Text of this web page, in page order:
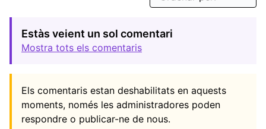
Estàs veient un sol comentari
Mostra tots els comentaris
Els comentaris estan deshabilitats en aquests
moments, només les administradores poden
respondre o publicar-ne de nous.